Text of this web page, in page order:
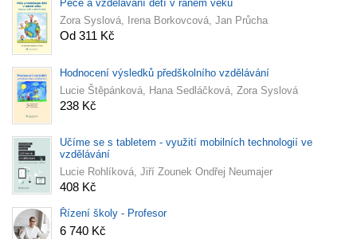
Péče a vzdělávání dětí v raném věku
Zora Syslová, Irena Borkovcová, Jan Průcha
Od 311 Kč
Hodnocení výsledků předškolního vzdělávání
Lucie Štěpánková, Hana Sedláčková, Zora Syslová
238 Kč
Učíme se s tabletem - využití mobilních technologií ve
vzdělávání
Lucie Rohlíková, Jiří Zounek Ondřej Neumajer
408 Kč
Řízení školy - Profesor
6 740 Kč